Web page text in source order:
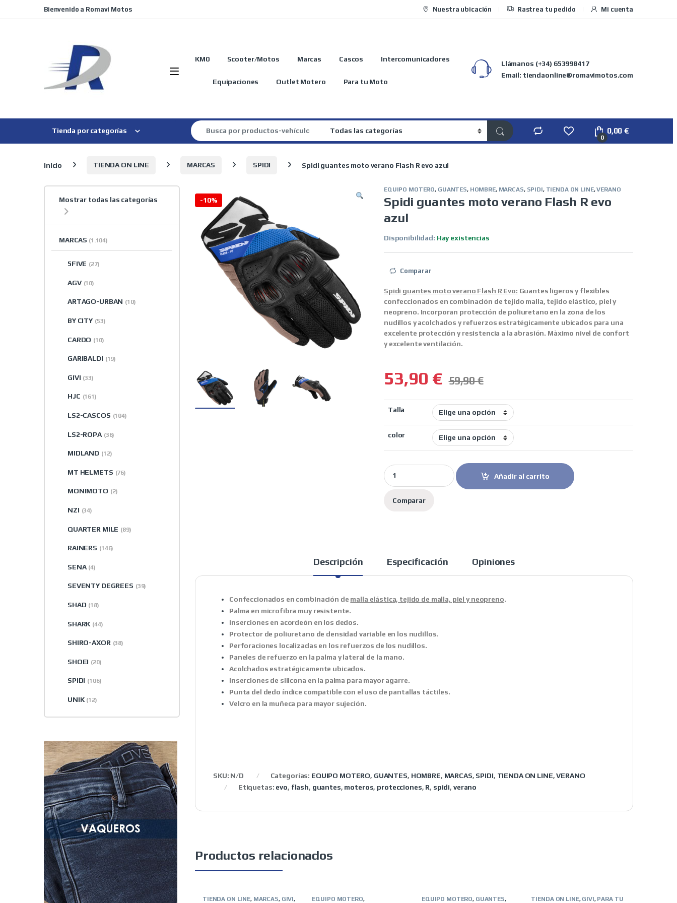
Bienvenido a Romavi Motos Nuestra ubicación Rastrea tu pedido Mi cuenta
KM0 Scooter/Motos Marcas Cascos Intercomunicadores
Equipaciones Outlet Motero Para tu Moto
Llámanos (+34) 653998417
Email: tiendaonline@romavimotos.com
Tienda por categorías
Search for:
0
0,00€
Inicio TIENDA ON LINE MARCAS SPIDI Spidi guantes moto verano Flash R evo azul
-10%
EQUIPO MOTERO, GUANTES, HOMBRE, MARCAS, SPIDI, TIENDA ON LINE,VERANO
Spidi guantes moto verano Flash R evo
azul
Disponibilidad: Hay existencias
Comparar
Spidi guantes moto verano Flash R Evo: Guantes ligeros y flexibles
confeccionados en combinación de tejido malla, tejido elástico, piel y
neopreno. Incorporan protección de poliuretano en la zona de los
nudillos y acolchados y refuerzos estratégicamente ubicados para una
excelente protección y resistencia a la abrasión. Màximo nivel de confort
y excelente ventilación.
53,90 € 59,90€
Talla
color
Spidi guantes moto verano Flash R evo azul quantity
Añadir al carrito
Comparar
Descripción Especificación Opiniones
Confeccionados en combinación de malla elástica, tejido de malla, piel y neopreno.
Palma en microfibra muy resistente.
Inserciones en acordeón en los dedos.
Protector de poliuretano de densidad variable en los nudillos.
Perforaciones localizadas en los refuerzos de los nudillos.
Paneles de refuerzo en la palma y lateral de la mano.
Acolchados estratégicamente ubicados.
Inserciones de silicona en la palma para mayor agarre.
Punta del dedo índice compatible con el uso de pantallas táctiles.
Velcro en la muñeca para mayor sujeción.
SKU: N/D Categorías: EQUIPO MOTERO, GUANTES, HOMBRE, MARCAS, SPIDI, TIENDA ON LINE,VERANO
Etiquetas: evo, flash, guantes, moteros, protecciones, R, spidi, verano
Productos relacionados
TIENDA ON LINE, MARCAS, GIVI,
EQUIPO MOTERO,
EQUIPO MOTERO, GUANTES,
TIENDA ON LINE, GIVI, PARA TU
Mostrar todas las categorías
MARCAS (1.104)
5FIVE (27)
AGV (10)
ARTAGO-URBAN (10)
BY CITY (53)
CARDO (10)
GARIBALDI (19)
GIVI (33)
HJC (161)
LS2-CASCOS (104)
LS2-ROPA (36)
MIDLAND (12)
MT HELMETS (76)
MONIMOTO (2)
NZI (34)
QUARTER MILE (89)
RAINERS (146)
SENA (4)
SEVENTY DEGREES (39)
SHAD (18)
SHARK (44)
SHIRO-AXOR (38)
SHOEI (20)
SPIDI (106)
UNIK (12)